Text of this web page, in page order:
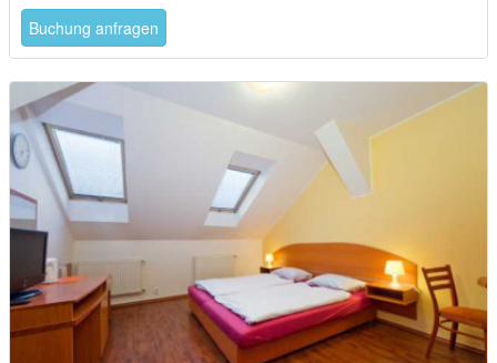
Buchung anfragen